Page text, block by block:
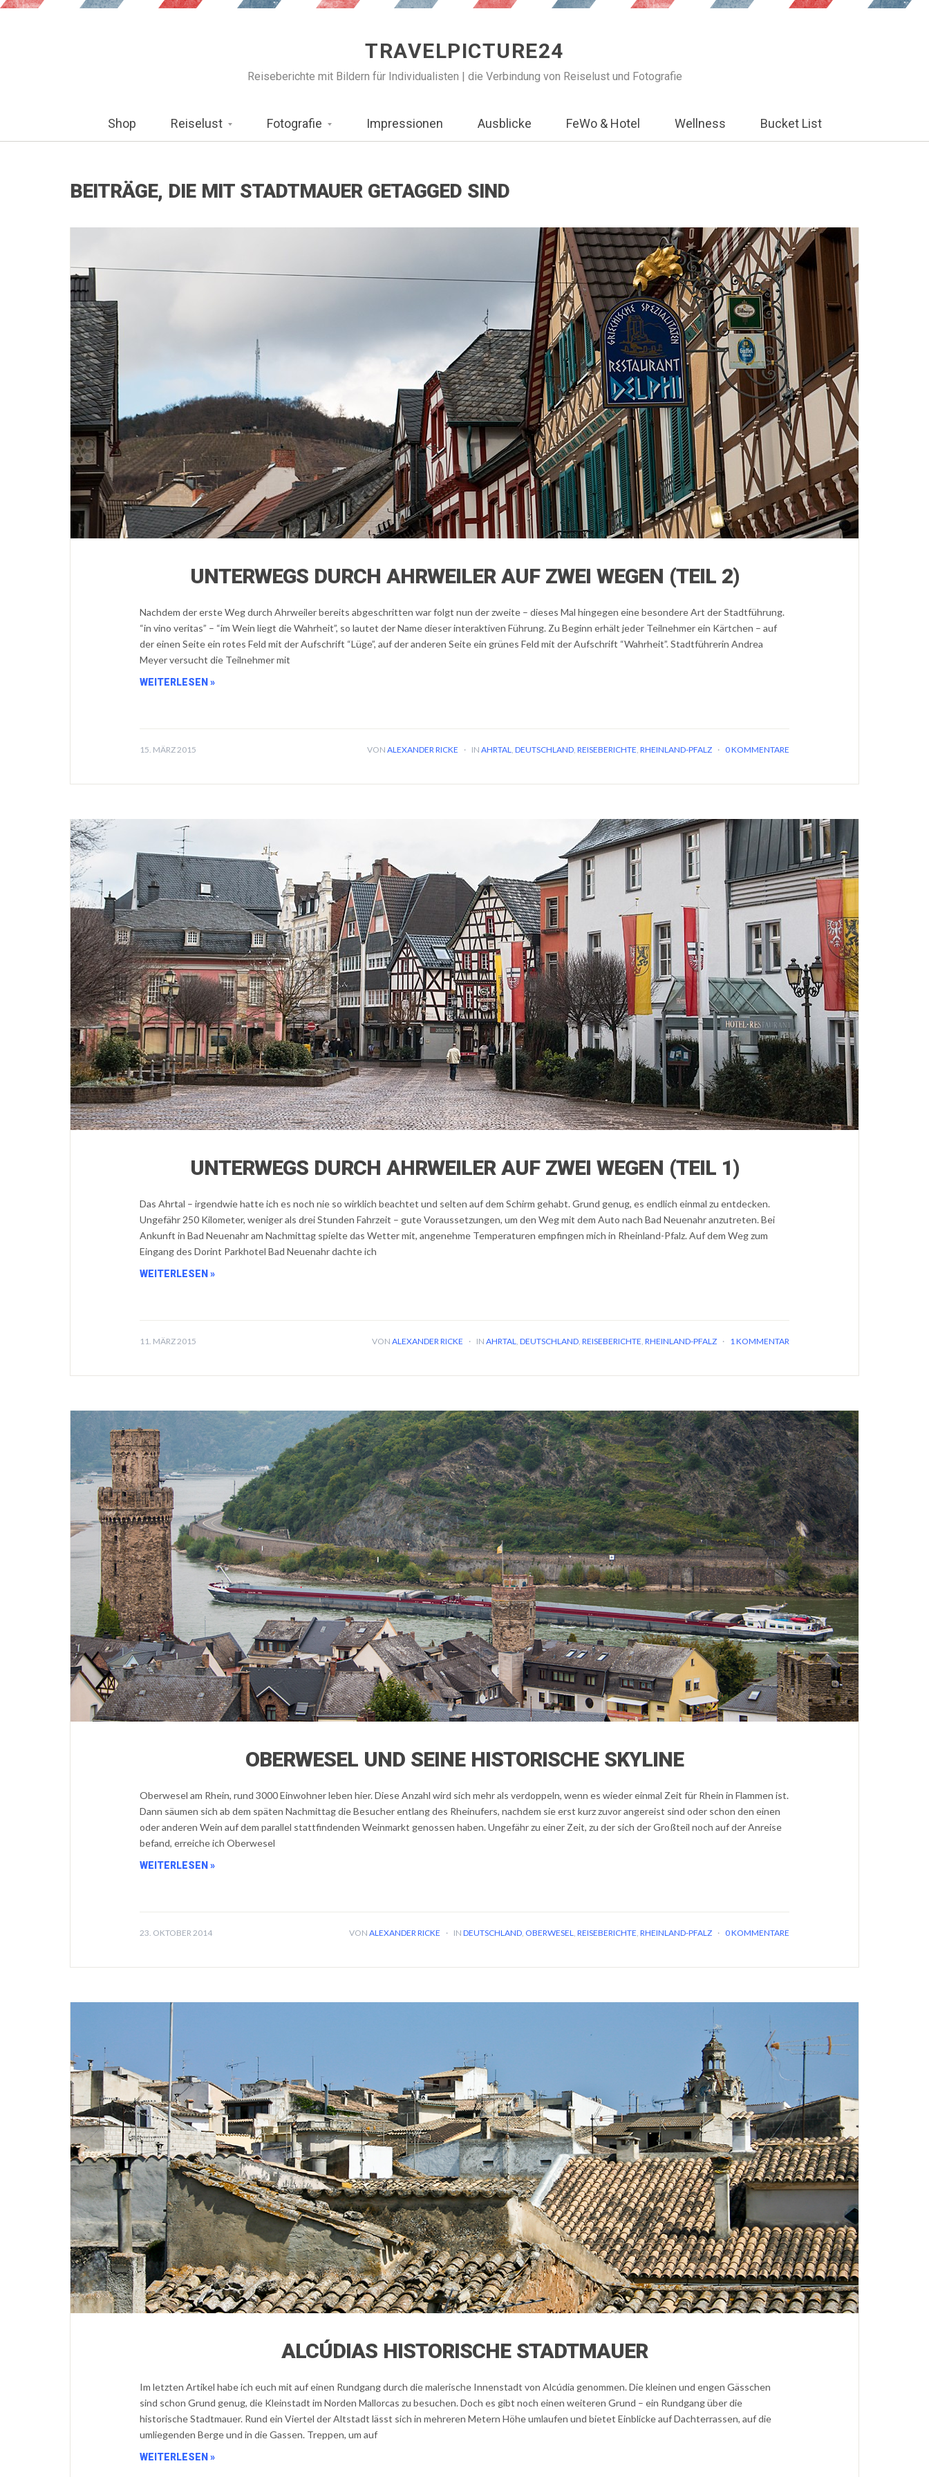
TRAVELPICTURE24
Reiseberichte mit Bildern für Individualisten | die Verbindung von Reiselust und Fotografie
Shop Reiselust Fotografie Impressionen Ausblicke FeWo & Hotel Wellness Bucket List
BEITRÄGE, DIE MIT STADTMAUER GETAGGED SIND
UNTERWEGS DURCH AHRWEILER AUF ZWEI WEGEN (TEIL 2)
Nachdem der erste Weg durch Ahrweiler bereits abgeschritten war folgt nun der zweite – dieses Mal hingegen eine besondere Art der Stadtführung.
“in vino veritas” – “im Wein liegt die Wahrheit”, so lautet der Name dieser interaktiven Führung. Zu Beginn erhält jeder Teilnehmer ein Kärtchen – auf
der einen Seite ein rotes Feld mit der Aufschrift “Lüge”, auf der anderen Seite ein grünes Feld mit der Aufschrift “Wahrheit”. Stadtführerin Andrea
Meyer versucht die Teilnehmer mit
WEITERLESEN »
15. MÄRZ 2015 VON ALEXANDER RICKE · IN AHRTAL, DEUTSCHLAND, REISEBERICHTE, RHEINLAND-PFALZ · 0 KOMMENTARE
UNTERWEGS DURCH AHRWEILER AUF ZWEI WEGEN (TEIL 1)
Das Ahrtal – irgendwie hatte ich es noch nie so wirklich beachtet und selten auf dem Schirm gehabt. Grund genug, es endlich einmal zu entdecken.
Ungefähr 250 Kilometer, weniger als drei Stunden Fahrzeit – gute Voraussetzungen, um den Weg mit dem Auto nach Bad Neuenahr anzutreten. Bei
Ankunft in Bad Neuenahr am Nachmittag spielte das Wetter mit, angenehme Temperaturen empfingen mich in Rheinland-Pfalz. Auf dem Weg zum
Eingang des Dorint Parkhotel Bad Neuenahr dachte ich
WEITERLESEN »
11. MÄRZ 2015 VON ALEXANDER RICKE · IN AHRTAL, DEUTSCHLAND, REISEBERICHTE, RHEINLAND-PFALZ · 1 KOMMENTAR
OBERWESEL UND SEINE HISTORISCHE SKYLINE
Oberwesel am Rhein, rund 3000 Einwohner leben hier. Diese Anzahl wird sich mehr als verdoppeln, wenn es wieder einmal Zeit für Rhein in Flammen ist.
Dann säumen sich ab dem späten Nachmittag die Besucher entlang des Rheinufers, nachdem sie erst kurz zuvor angereist sind oder schon den einen
oder anderen Wein auf dem parallel stattfindenden Weinmarkt genossen haben. Ungefähr zu einer Zeit, zu der sich der Großteil noch auf der Anreise
befand, erreiche ich Oberwesel
WEITERLESEN »
23. OKTOBER 2014 VON ALEXANDER RICKE · IN DEUTSCHLAND, OBERWESEL, REISEBERICHTE, RHEINLAND-PFALZ · 0 KOMMENTARE
ALCÚDIAS HISTORISCHE STADTMAUER
Im letzten Artikel habe ich euch mit auf einen Rundgang durch die malerische Innenstadt von Alcúdia genommen. Die kleinen und engen Gässchen
sind schon Grund genug, die Kleinstadt im Norden Mallorcas zu besuchen. Doch es gibt noch einen weiteren Grund – ein Rundgang über die
historische Stadtmauer. Rund ein Viertel der Altstadt lässt sich in mehreren Metern Höhe umlaufen und bietet Einblicke auf Dachterrassen, auf die
umliegenden Berge und in die Gassen. Treppen, um auf
WEITERLESEN »